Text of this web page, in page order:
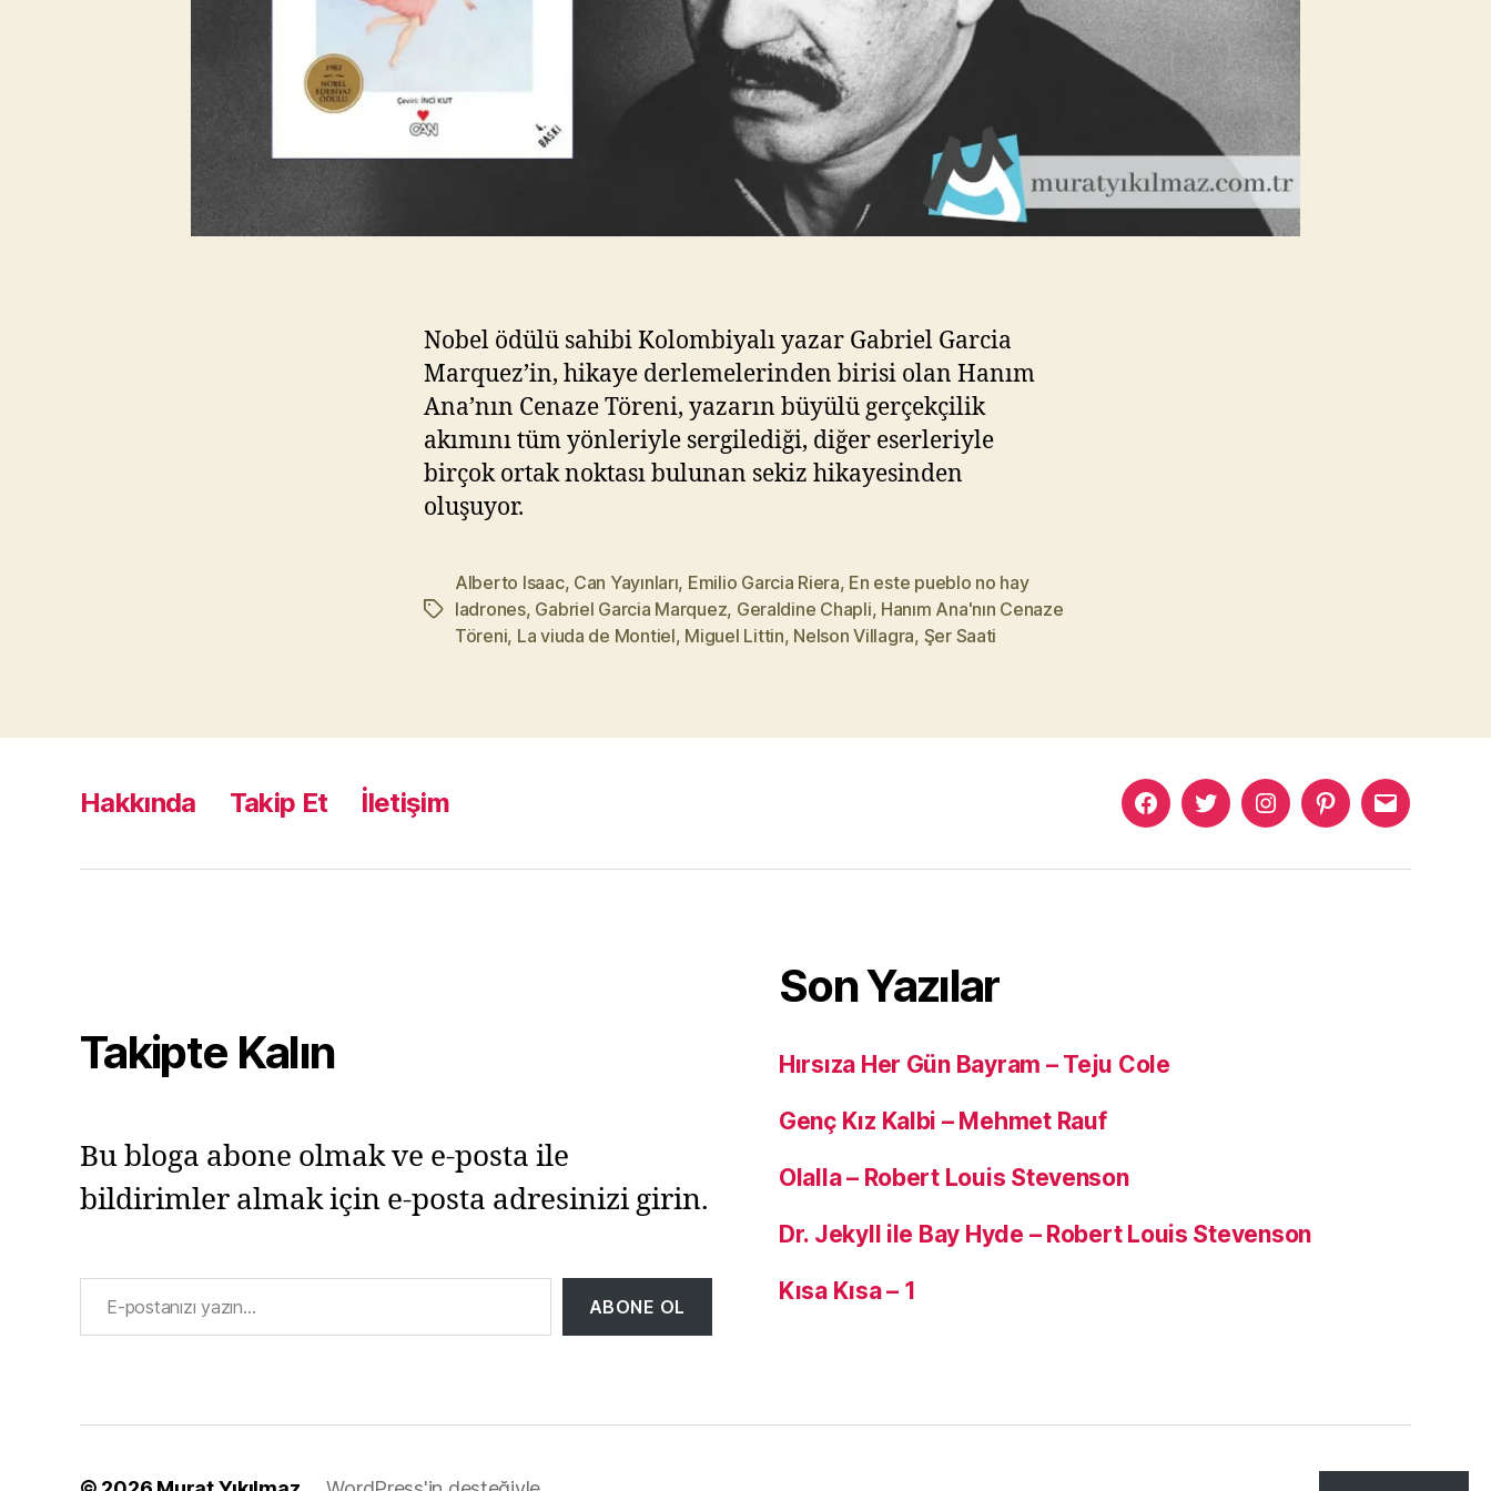
Nobel ödülü sahibi Kolombiyalı yazar Gabriel Garcia
Marquez’in, hikaye derlemelerinden birisi olan Hanım
Ana’nın Cenaze Töreni, yazarın büyülü gerçekçilik
akımını tüm yönleriyle sergilediği, diğer eserleriyle
birçok ortak noktası bulunan sekiz hikayesinden
oluşuyor.
Etiketler
Alberto Isaac, Can Yayınları, Emilio Garcia Riera, En este pueblo no hay
ladrones, Gabriel Garcia Marquez, Geraldine Chapli, Hanım Ana'nın Cenaze
Töreni, La viuda de Montiel, Miguel Littin, Nelson Villagra, Şer Saati
Hakkında Takip Et İletişim
Murat
Facebook
Murat
Twitter
Murat
Instagram
PinterestMurat
Mail
Takipte Kalın
Bu bloga abone olmak ve e-posta ile
bildirimler almak için e-posta adresinizi girin.
E-postanızı yazın…
ABONE OL
Son Yazılar
Hırsıza Her Gün Bayram – Teju Cole
Genç Kız Kalbi – Mehmet Rauf
Olalla – Robert Louis Stevenson
Dr. Jekyll ile Bay Hyde – Robert Louis Stevenson
Kısa Kısa – 1